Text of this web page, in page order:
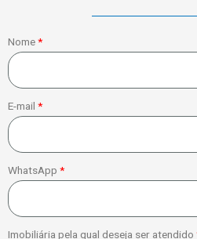
Nome
E-mail
WhatsApp
Imobiliária pela qual deseja ser atendido